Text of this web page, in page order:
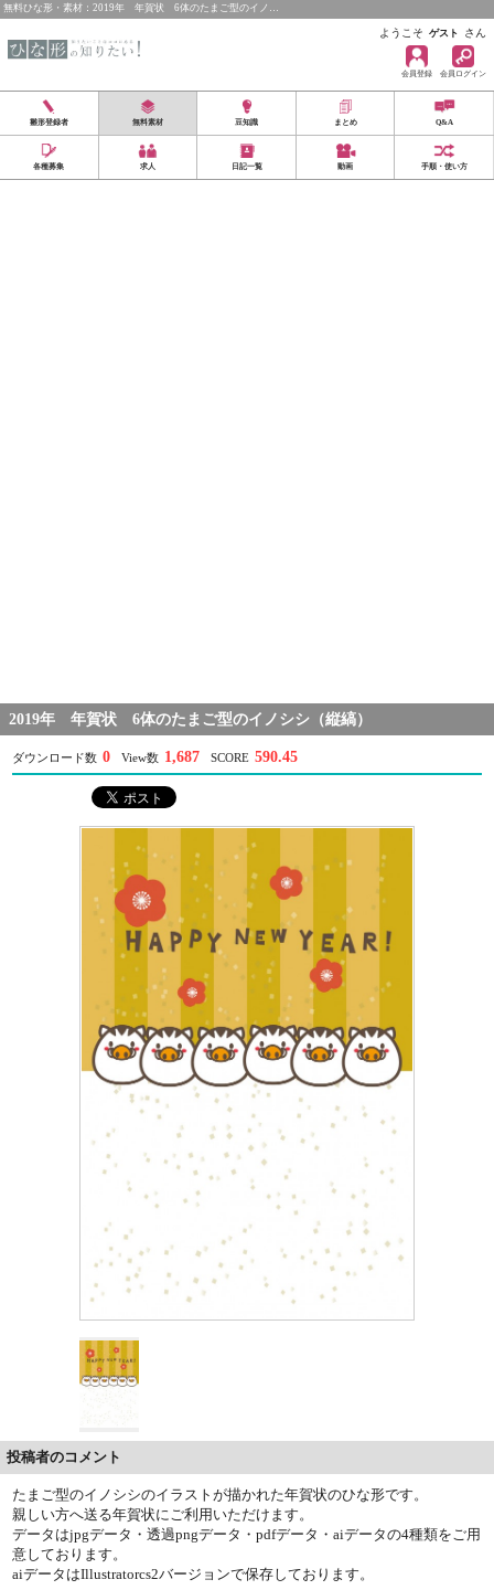
無料ひな形・素材：2019年 年賀状 6体のたまご型のイノ…
ようこそ ゲスト さん
会員登録 会員ログイン
雛形登録者 無料素材 豆知識 まとめ Q&A
各種募集 求人 日記一覧 動画 手順・使い方
2019年 年賀状 6体のたまご型のイノシシ（縦縞）
ダウンロード数 0 View数 1,687 SCORE 590.45
投稿者のコメント
たまご型のイノシシのイラストが描かれた年賀状のひな形です。
親しい方へ送る年賀状にご利用いただけます。
データはjpgデータ・透過pngデータ・pdfデータ・aiデータの4種類をご用
意しております。
aiデータはIllustratorcs2バージョンで保存しております。